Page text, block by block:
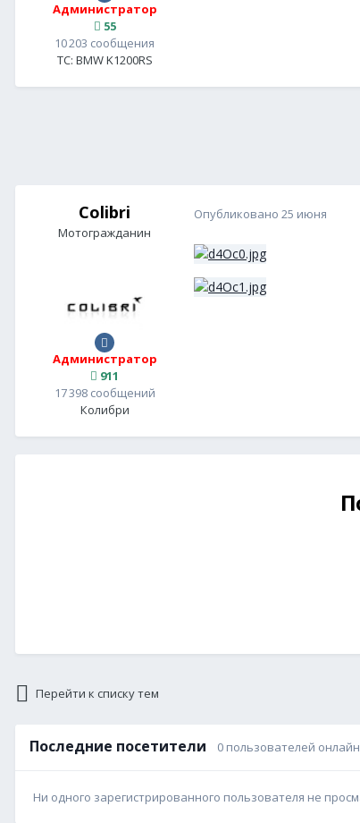
Администратор
55
10 203 сообщения
ТС: BMW K1200RS
Colibri
Мотогражданин
Администратор
911
17 398 сообщений
Колибри
Опубликовано 25 июня
Перейти к списку тем
Последние посетители 0 пользователей онлайн
Ни одного зарегистрированного пользователя не